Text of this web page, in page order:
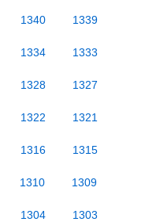
1340 1339
1334 1333
1328 1327
1322 1321
1316 1315
1310 1309
1304 1303